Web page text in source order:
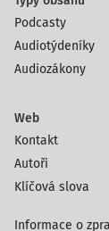
Podcasty
Audiotýdeníky
Audiozákony
Web
Kontakt
Autoři
Klíčová slova
Informace o